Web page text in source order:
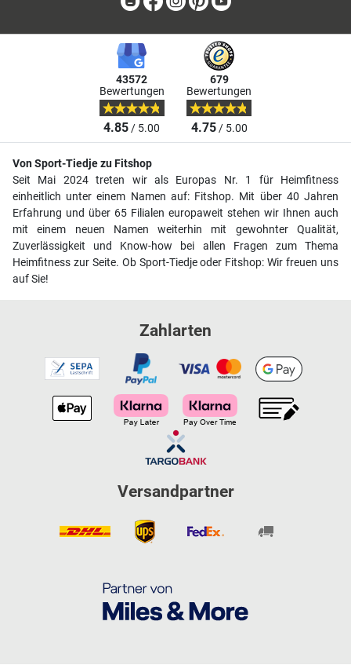
43572
Bewertungen
4.85/ 5.00
679
Bewertungen
4.75/ 5.00
Von Sport-Tiedje zu Fitshop
Seit Mai 2024 treten wir als Europas Nr. 1 für Heimfitness
einheitlich unter einem Namen auf: Fitshop. Mit über 40 Jahren
Erfahrung und über 65 Filialen europaweit stehen wir Ihnen auch
mit einem neuen Namen weiterhin mit gewohnter Qualität,
Zuverlässigkeit und Know-how bei allen Fragen zum Thema
Heimfitness zur Seite. Ob Sport-Tiedje oder Fitshop: Wir freuen uns
auf Sie!
Zahlarten
Versandpartner